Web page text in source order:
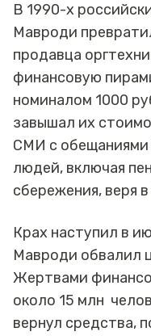
В 1990-х
Мавроди
продавца
финансовую
номиналом 1000
завышал их
СМИ с обещаниями
людей, включая
сбережения, веря
Крах наступил в
Мавроди обвалил
Жертвами
около 15 млн
вернул средства,